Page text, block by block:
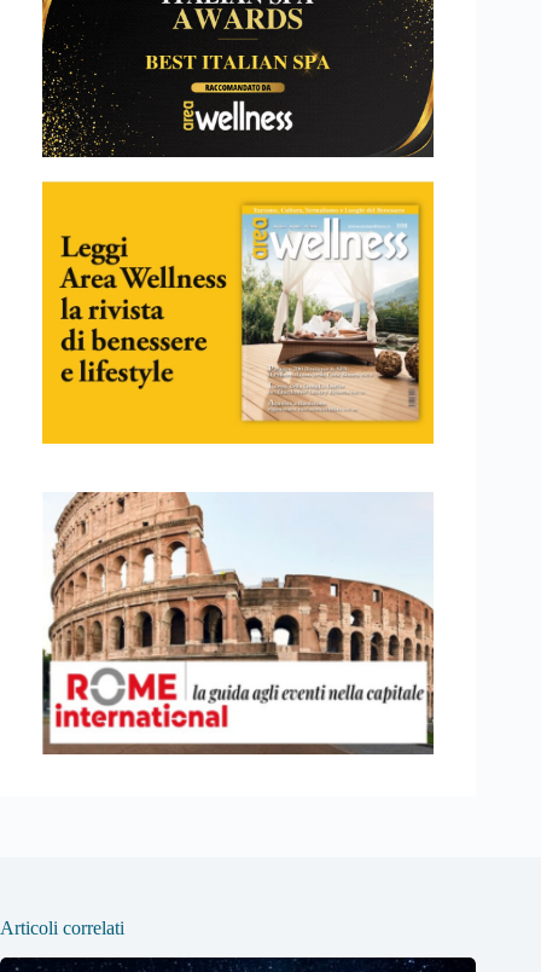
Articoli correlati